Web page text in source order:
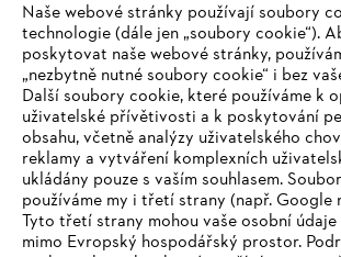
STIHL jako společnost
Naše webové stránky používají soubory
technologie (dále jen „soubory cookie“).
poskytovat naše webové stránky,
„nezbytně nutné soubory cookie“ i bez
Další soubory cookie, které používáme k
uživatelské přívětivosti a k poskytování
obsahu, včetně analýzy uživatelského
reklamy a vytváření komplexních
ukládány pouze s vaším souhlasem.
používáme my i třetí strany (např. Google
Tyto třetí strany mohou vaše osobní
mimo Evropský hospodářský prostor.